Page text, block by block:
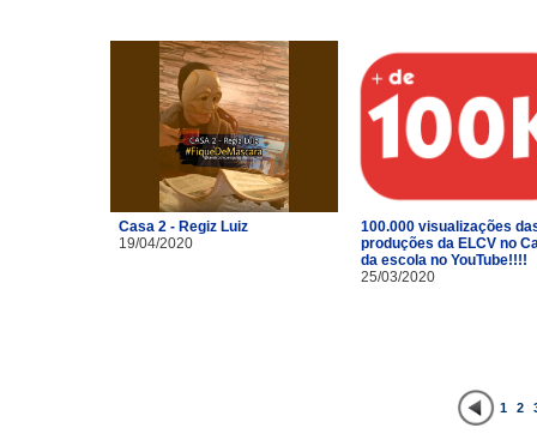
Casa 2 - Regiz Luiz
19/04/2020
100.000 visualizações
produções da ELCV no
da escola no YouTube!!!!
25/03/2020
1 2